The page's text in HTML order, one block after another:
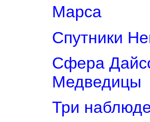
Марса
Спутники
Сфера
Медведицы
Три